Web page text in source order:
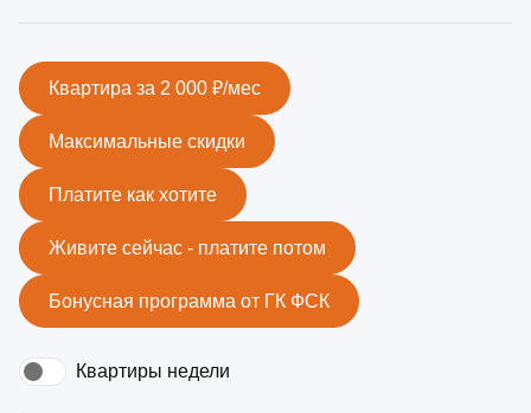
Квартира за 2 000 ₽/мес
Максимальные скидки
Платите как хотите
Живите сейчас - платите потом
Бонусная программа от ГК ФСК
Квартиры недели